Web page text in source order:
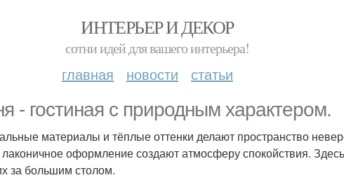
ИНТЕРЬЕР И ДЕКОР
сотни идей для вашего интерьера!
главная новости статьи
- гостиная с природным характером.
материалы и тёплые оттенки делают пространство
лаконичное оформление создают атмосферу спокойствия.
за большим столом.